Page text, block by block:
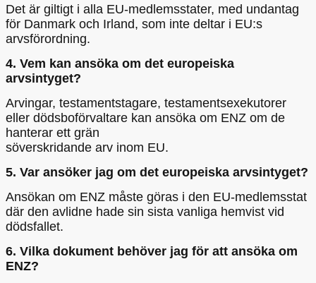
Det är giltigt i alla EU-medlemsstater, med undantag
för Danmark och Irland, som inte deltar i EU:s
arvsförordning.
4. Vem kan ansöka om det europeiska
arvsintyget?
Arvingar, testamentstagare, testamentsexekutorer
eller dödsboförvaltare kan ansöka om ENZ om de
hanterar ett grän
söverskridande arv inom EU.
5. Var ansöker jag om det europeiska arvsintyget?
Ansökan om ENZ måste göras i den EU-medlemsstat
där den avlidne hade sin sista vanliga hemvist vid
dödsfallet.
6. Vilka dokument behöver jag för att ansöka om
ENZ?